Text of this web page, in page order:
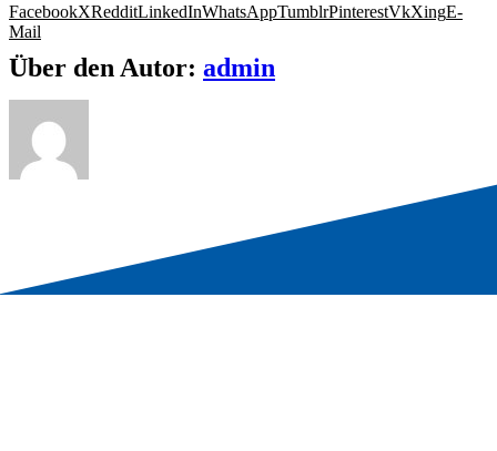
FacebookXRedditLinkedInWhatsAppTumblrPinterestVkXingE-
Mail
Über den Autor: admin